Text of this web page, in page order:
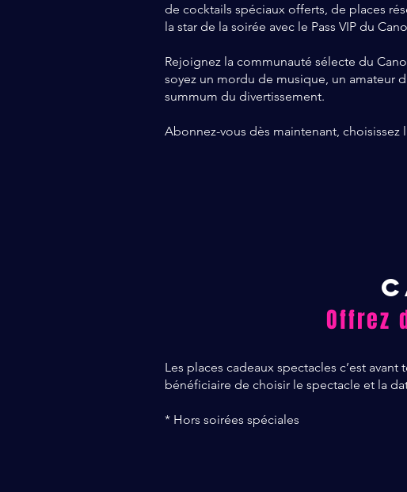
de cocktails spéciaux offerts, de places
la star de la soirée avec le Pass VIP du
Rejoignez la communauté sélecte du
soyez un mordu de musique, un amateur
summum du divertissement.
Abonnez-vous dès maintenant,
Offrez
Les places cadeaux spectacles c’est
bénéficiaire de choisir le spectacle et la
* Hors soirées spéciales